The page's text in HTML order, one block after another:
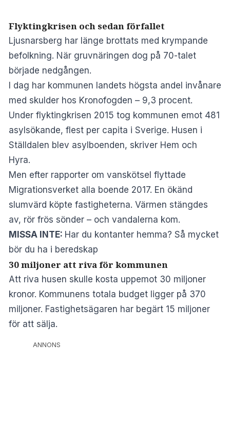
Flyktingkrisen och sedan förfallet
Ljusnarsberg har länge brottats med krympande
befolkning. När gruvnäringen dog på 70-talet
började nedgången.
I dag har kommunen landets högsta andel invånare
med skulder hos Kronofogden – 9,3 procent.
Under flyktingkrisen 2015 tog kommunen emot 481
asylsökande, flest per capita i Sverige. Husen i
Ställdalen blev asylboenden, skriver Hem och
Hyra.
Men efter rapporter om vanskötsel flyttade
Migrationsverket alla boende 2017. En ökänd
slumvärd köpte fastigheterna. Värmen stängdes
av, rör frös sönder – och vandalerna kom.
MISSA INTE: Har du kontanter hemma? Så mycket
bör du ha i beredskap
30 miljoner att riva för kommunen
Att riva husen skulle kosta uppemot 30 miljoner
kronor. Kommunens totala budget ligger på 370
miljoner. Fastighetsägaren har begärt 15 miljoner
för att sälja.
ANNONS